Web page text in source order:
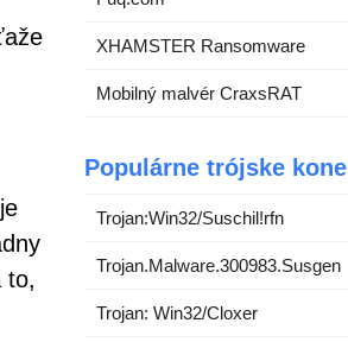
to,
XHAMSTER Ransomware
Mobilný malvér CraxsRAT
Populárne trójske kone
Trojan:Win32/Suschil!rfn
Trojan.Malware.300983.Susgen
Trojan: Win32/Cloxer